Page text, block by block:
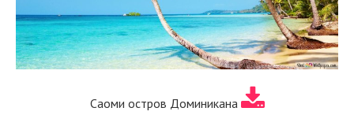
Саоми остров Доминикана